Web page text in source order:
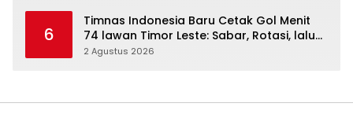
6
Timnas Indonesia Baru Cetak Gol Menit
74 lawan Timor Leste: Sabar, Rotasi, lalu
Pecah
2 Agustus 2026